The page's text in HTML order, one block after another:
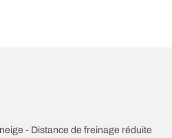
- Distance de freinage réduite